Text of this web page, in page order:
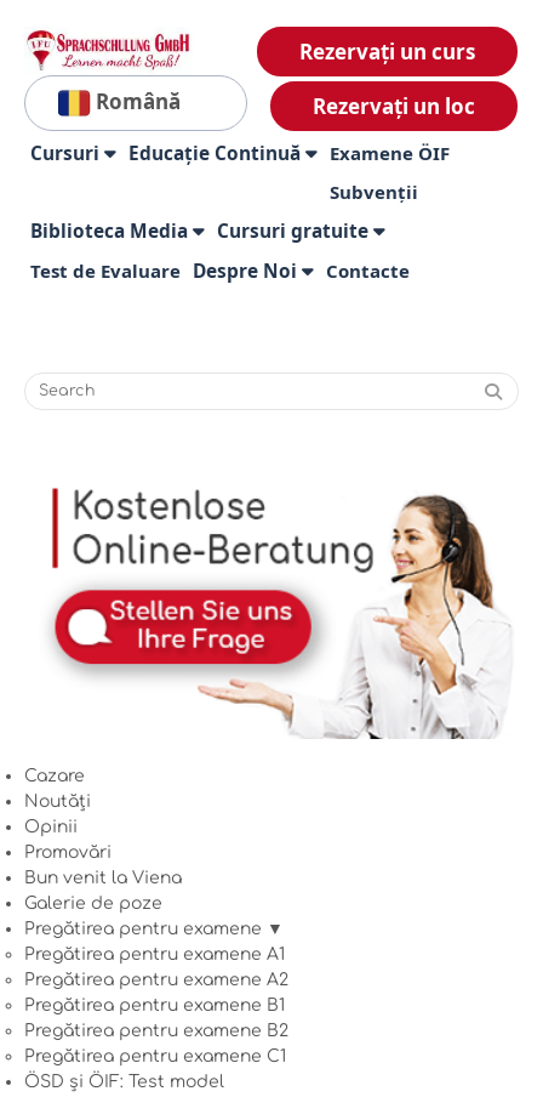
Română
Rezervați un curs
Rezervați un loc
Cursuri Educație Continuă
Examene ÖIF
Subvenții
Biblioteca Media Cursuri gratuite
Test de Evaluare Despre Noi Contacte
Cazare
Noutăți
Opinii
Promovări
Bun venit la Viena
Galerie de poze
Pregătirea pentru examene ▼
Pregătirea pentru examene A1
Pregătirea pentru examene A2
Pregătirea pentru examene B1
Pregătirea pentru examene B2
Pregătirea pentru examene C1
ÖSD și ÖIF: Test model